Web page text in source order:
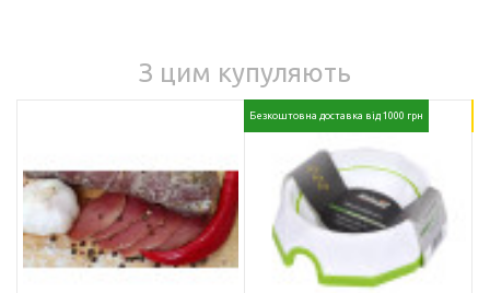
З цим купуляють
Безкоштовна доставка від 1000 грн